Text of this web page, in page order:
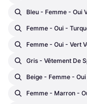
Bleu - Femme - Oui
Femme - Oui -
Femme - Oui - Vert
Gris - Vêtement De
Beige - Femme -
Femme - Marron -